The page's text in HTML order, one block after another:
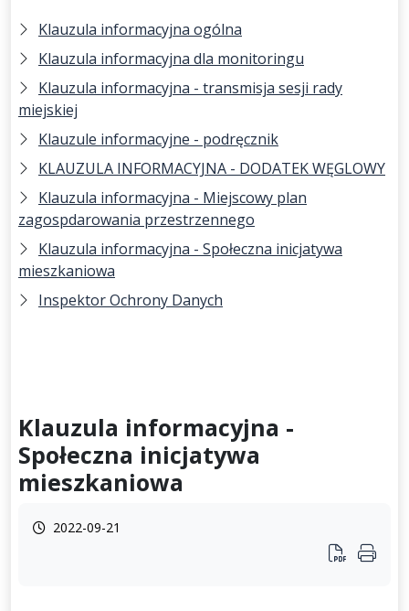
Klauzula informacyjna ogólna
Klauzula informacyjna dla monitoringu
Klauzula informacyjna - transmisja sesji rady
miejskiej
Klauzule informacyjne - podręcznik
KLAUZULA INFORMACYJNA - DODATEK WĘGLOWY
Klauzula informacyjna - Miejscowy plan
zagospdarowania przestrzennego
Klauzula informacyjna - Społeczna inicjatywa
mieszkaniowa
Inspektor Ochrony Danych
Klauzula informacyjna -
Społeczna inicjatywa
mieszkaniowa
2022-09-21